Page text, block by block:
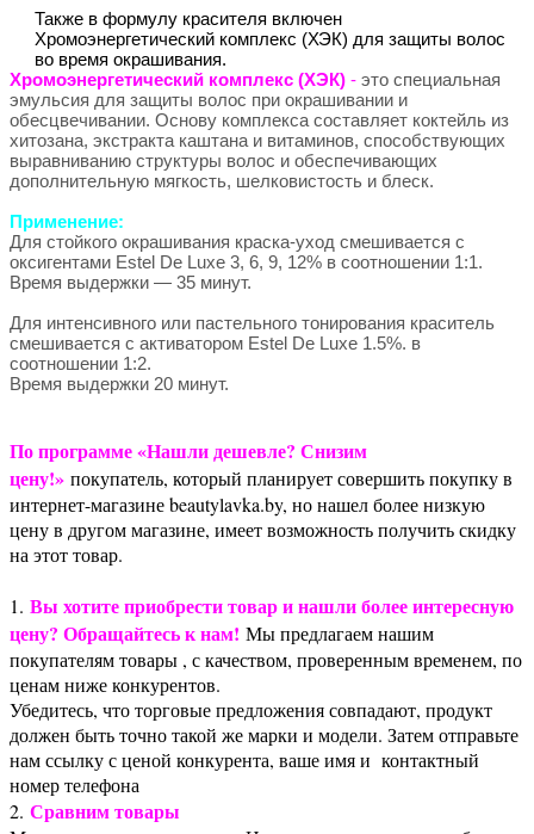
Также в формулу красителя включен
Хромоэнергетический комплекс (ХЭК) для защиты волос
во время окрашивания.
Хромоэнергетический комплекс (ХЭК) - это специальная
эмульсия для защиты волос при окрашивании и
обесцвечивании. Основу комплекса составляет коктейль из
хитозана, экстракта каштана и витаминов, способствующих
выравниванию структуры волос и обеспечивающих
дополнительную мягкость, шелковистость и блеск.
Применение:
Для стойкого окрашивания краска-уход смешивается с
оксигентами Estel De Luxe 3, 6, 9, 12% в соотношении 1:1.
Время выдержки — 35 минут.
Для интенсивного или пастельного тонирования краситель
смешивается с активатором Estel De Luxe 1.5%. в
соотношении 1:2.
Время выдержки 20 минут.
По программе «Нашли дешевле? Снизим
цену!» покупатель, который планирует совершить покупку в
интернет-магазине beautylavka.by, но нашел более низкую
цену в другом магазине, имеет возможность получить скидку
на этот товар.
1. Вы хотите приобрести товар и нашли более интересную
цену? Обращайтесь к нам! Мы предлагаем нашим
покупателям товары , с качеством, проверенным временем, по
ценам ниже конкурентов.
Убедитесь, что торговые предложения совпадают, продукт
должен быть точно такой же марки и модели. Затем отправьте
нам ссылку с ценой конкурента, ваше имя и контактный
номер телефона
2. Сравним товары